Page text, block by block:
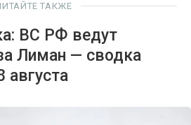
ТАКЖЕ
ВС РФ ведут
Лиман — сводка
августа